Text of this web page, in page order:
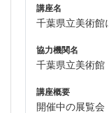
講座名
千葉県立美術館
協力機関名
千葉県立美術館
講座概要
開催中の展覧